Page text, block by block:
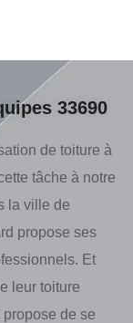
33690
de toiture à
tâche à notre
la ville de
propose ses
Et
leur toiture
de se